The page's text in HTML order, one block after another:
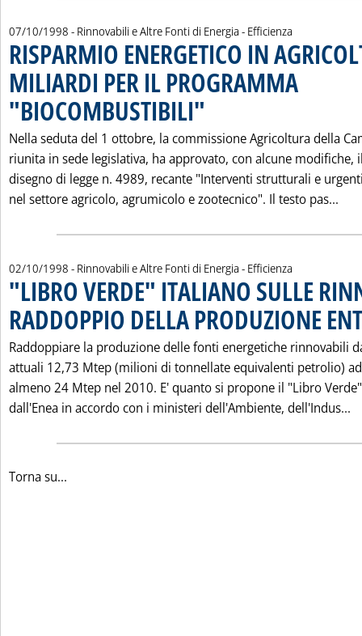
07/10/1998 - Rinnovabili e Altre Fonti di Energia - Efficienza
RISPARMIO ENERGETICO IN
MILIARDI PER IL PROGRAMMA
"BIOCOMBUSTIBILI"
Nella seduta del 1 ottobre, la commissione Agricoltura della
riunita in sede legislativa, ha approvato, con alcune modifiche,
disegno di legge n. 4989, recante "Interventi strutturali e
nel settore agricolo, agrumicolo e zootecnico". Il testo pas...
02/10/1998 - Rinnovabili e Altre Fonti di Energia - Efficienza
"LIBRO VERDE" ITALIANO SULLE
RADDOPPIO DELLA PRODUZIONE
Raddoppiare la produzione delle fonti energetiche rinnovabili
attuali 12,73 Mtep (milioni di tonnellate equivalenti petrolio) ad
almeno 24 Mtep nel 2010. E' quanto si propone il "Libro
dall'Enea in accordo con i ministeri dell'Ambiente, dell'Indus...
Torna su...